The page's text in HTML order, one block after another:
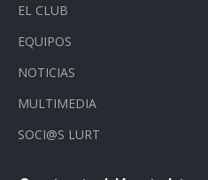
EL CLUB
EQUIPOS
NOTICIAS
MULTIMEDIA
SOCI@S LURT